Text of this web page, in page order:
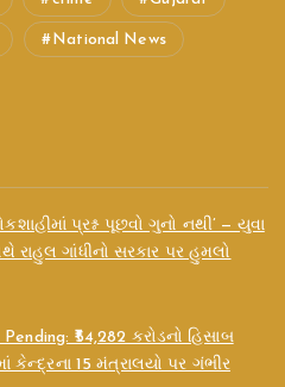
National News
પ્રશ્ન પૂછવો ગુનો નથી’ — યુવા
રાહુલ ગાંધીનો સરકાર પર હુમલો
₹54,282 કરોડનો હિસાબ
કેન્દ્રના 15 મંત્રાલયો પર ગંભીર